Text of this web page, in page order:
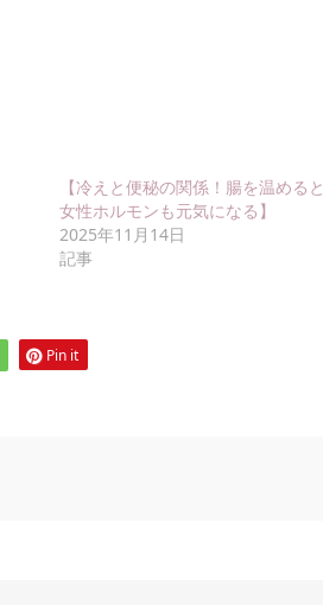
【冷えと便秘の関係！腸を温めると
女性ホルモンも元気になる】
2025年11月14日
記事
Pin it